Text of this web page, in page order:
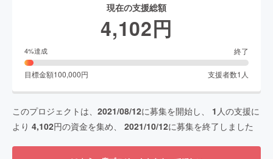
現在の支援総額
4,102円
4%達成 終了
目標金額100,000円 支援者数1 人
このプロジェクトは、 2021/08/12に募集を開始し、 1 人の支援に
より 4,102円の資金を集め、 2021/10/12に募集を終了しました